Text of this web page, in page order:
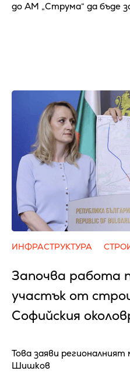
до АМ „Струма“ да бъде
ИНФРАСТРУКТУРА
Започва работа
участък от
Софийския
Това заяви
Шишков